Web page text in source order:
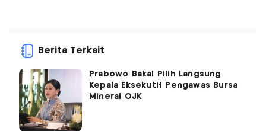
Berita Terkait
Prabowo Bakal Pilih Langsung
Kepala Eksekutif Pengawas Bursa
Mineral OJK